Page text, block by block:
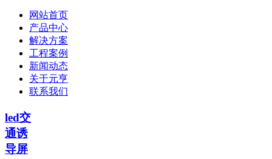
网站首页
产品中心
解决方案
工程案例
新闻动态
关于元亨
联系我们
led交
通诱
导屏